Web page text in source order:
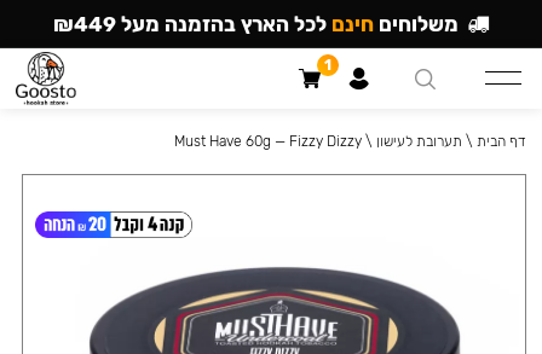
דף הבית \ תערובת לעישון \
Must Have 60g — Fizzy Dizzy
משלוחים חינם לכל הארץ בהזמנה מעל ₪449
1